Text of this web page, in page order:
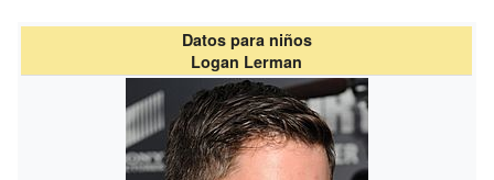
Datos para niños
Logan Lerman